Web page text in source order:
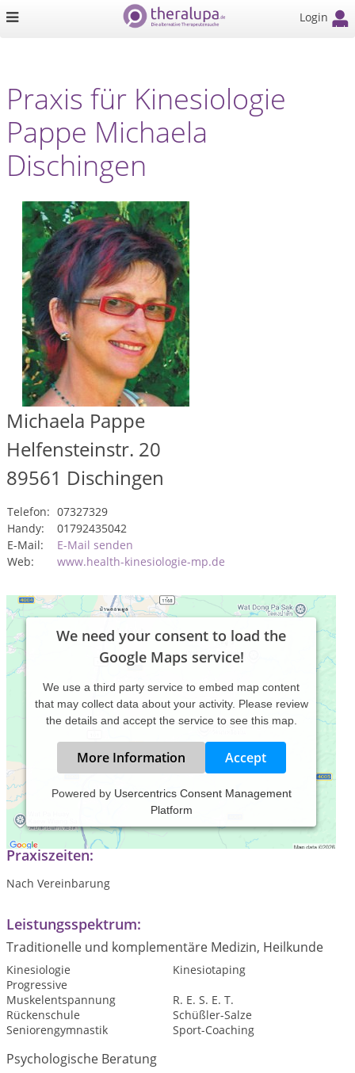
Login
Praxis für Kinesiologie
Pappe Michaela
Dischingen
Michaela Pappe
Helfensteinstr. 20
89561 Dischingen
Telefon: 07327329
Handy:
01792435042
E-Mail:
E-Mail senden
Web:
www.health-kinesiologie-mp.de
We need your consent to load the
Google Maps service!
We use a third party service to embed map content
that may collect data about your activity. Please review
the details and accept the service to see this map.
More Information Accept
Powered by Usercentrics Consent Management
Platform
Praxis für Kinesiologie und Sporttherapie
Praxiszeiten:
Nach Vereinbarung
Leistungsspektrum:
Traditionelle und komplementäre Medizin, Heilkunde
Kinesiologie
Kinesiotaping
Progressive
Muskelentspannung
R. E. S. E. T.
Rückenschule
Schüßler-Salze
Seniorengymnastik
Sport-Coaching
Psychologische Beratung